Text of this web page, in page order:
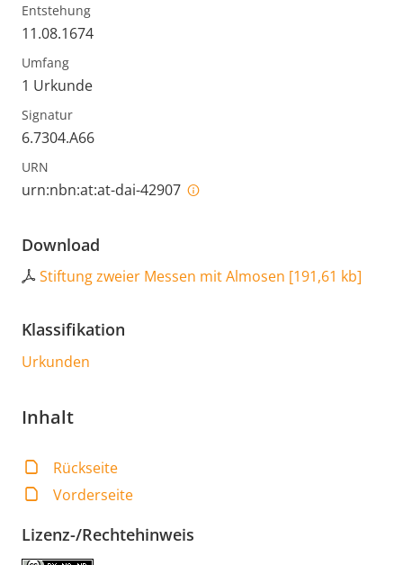
Entstehung
11.08.1674
Umfang
1 Urkunde
Signatur
6.7304.A66
URN
urn:nbn:at:at-dai-42907
Download
Stiftung zweier Messen mit Almosen [191,61 kb]
Klassifikation
Urkunden
Inhalt
Rückseite
Vorderseite
Lizenz-/Rechtehinweis